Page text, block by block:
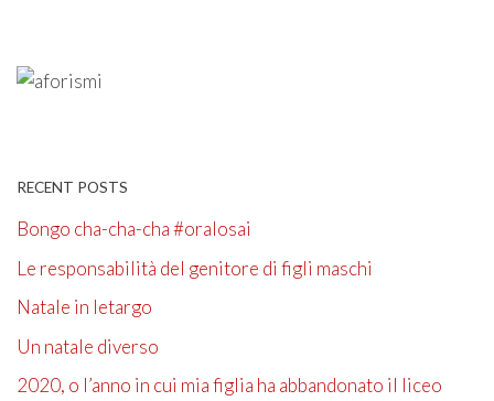
RECENT POSTS
Bongo cha-cha-cha #oralosai
Le responsabilità del genitore di figli maschi
Natale in letargo
Un natale diverso
2020, o l’anno in cui mia figlia ha abbandonato il liceo